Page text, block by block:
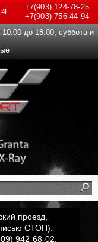
+7(903)124-78-25
+7(903)756-44-94
до 18:00, суббота и
проезд,
СТОП).
942-68-02.